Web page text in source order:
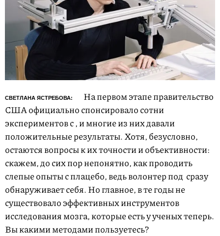
СВЕТЛАНА ЯСТРЕБОВА:
На первом этапе правительство
США официально спонсировало сотни
экспериментов с, и многие из них давали
положительные результаты. Хотя, безусловно,
остаются вопросы к их точности и объективности:
скажем, до сих пор непонятно, как проводить
слепые опыты с плацебо, ведь волонтер под сразу
обнаруживает себя. Но главное, в те годы не
существовало эффективных инструментов
исследования мозга, которые есть у ученых теперь.
Вы какими методами пользуетесь?